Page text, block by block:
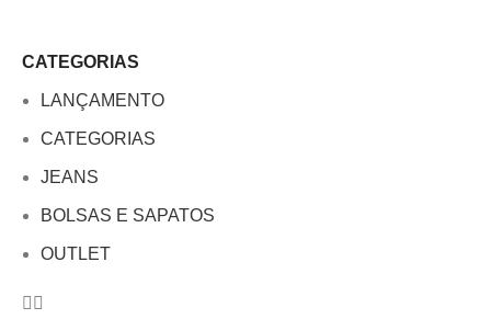
CATEGORIAS
LANÇAMENTO
CATEGORIAS
JEANS
BOLSAS E SAPATOS
OUTLET